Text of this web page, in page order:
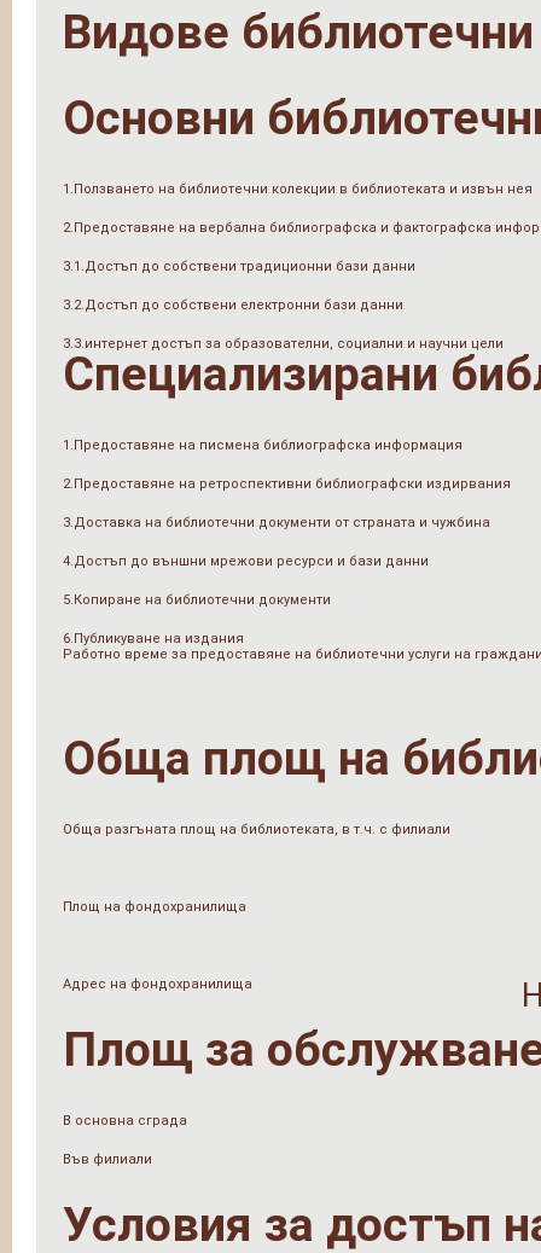
Видове библиотечни
Основни
1.Ползването на библиотечни колекции в библиотеката и извън нея
2.Предоставяне на вербална библиографска и фактографска
3.1.Достъп до собствени традиционни бази данни
3.2.Достъп до собствени електронни бази данни
3.3.интернет достъп за образователни, социални и научни цели
Специализирани
1.Предоставяне на писмена библиографска информация
2.Предоставяне на ретроспективни библиографски издирвания
3.Доставка на библиотечни документи от страната и чужбина
4.Достъп до външни мрежови ресурси и бази данни
5.Копиране на библиотечни документи
6.Публикуване на издания
Работно време за предоставяне на библиотечни услуги на
Обща площ на
Обща разгъната площ на библиотеката, в т.ч. с филиали
Площ на фондохранилища
Адрес на фондохранилища
Площ за
В основна сграда
Във филиали
Условия за достъп